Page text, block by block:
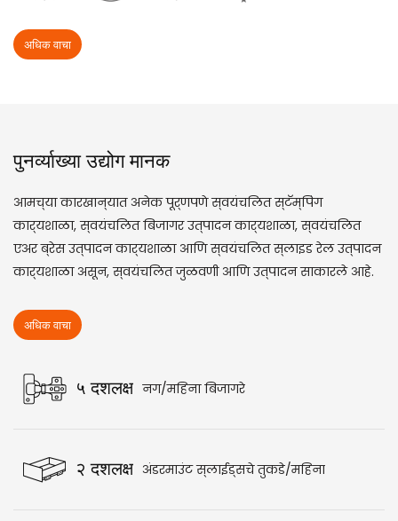
अधिक वाचा
पुनर्व्याख्या उद्योग मानक
आमच्या कारखान्यात अनेक पूर्णपणे स्वयंचलित स्टॅम्पिंग
कार्यशाळा, स्वयंचलित बिजागर उत्पादन कार्यशाळा, स्वयंचलित
एअर ब्रेस उत्पादन कार्यशाळा आणि स्वयंचलित स्लाइड रेल उत्पादन
कार्यशाळा असून, स्वयंचलित जुळवणी आणि उत्पादन साकारले आहे.
अधिक वाचा
५ दशलक्ष नग/महिना बिजागरे
२ दशलक्ष अंडरमाउंट स्लाईड्सचे तुकडे/महिना